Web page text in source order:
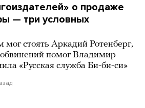
о продаже
— три условных
мог стоять Аркадий Ротенберг,
помог Владимир
«Русская служба Би-би-си»